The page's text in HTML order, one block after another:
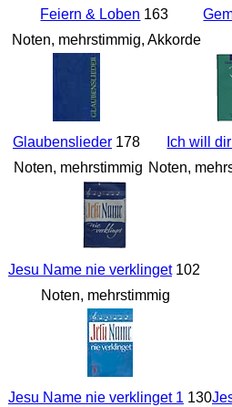
Feiern & Loben 163
Noten, mehrstimmig, Akkorde
Glaubenslieder178
Noten, mehrstimmig
Ich will
Noten,
Jesu Name nie verklinget102
Noten, mehrstimmig
Jesu Name nie verklinget 1 130